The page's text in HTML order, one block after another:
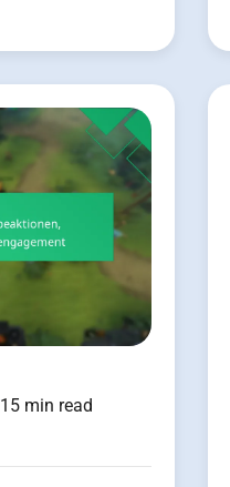
15 min read